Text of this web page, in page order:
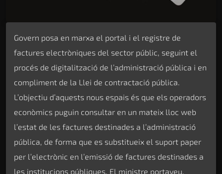
Govern posa en marxa el portal i el registre de
factures electròniques del sector públic, seguint el
procés de digitalització de l’administració pública i en
compliment de la Llei de contractació pública.
L’objectiu d’aquests nous espais és que els operadors
econòmics puguin consultar en un mateix lloc web
l’estat de les factures destinades a l’administració
pública, de forma que es substitueix el suport paper
per l’electrònic en l’emissió de factures destinades a
les institucions públiques. El ministre portaveu,